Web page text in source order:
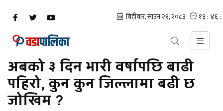
अबको ३ दिन भारी वर्षापछि बाढी
पहिरो, कुन कुन जिल्लामा बढी छ
जोखिम ?